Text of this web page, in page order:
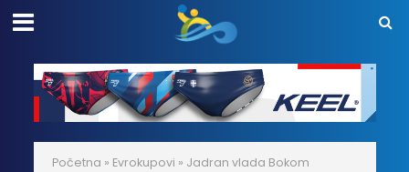
Početna » Evrokupovi » Jadran vlada Bokom